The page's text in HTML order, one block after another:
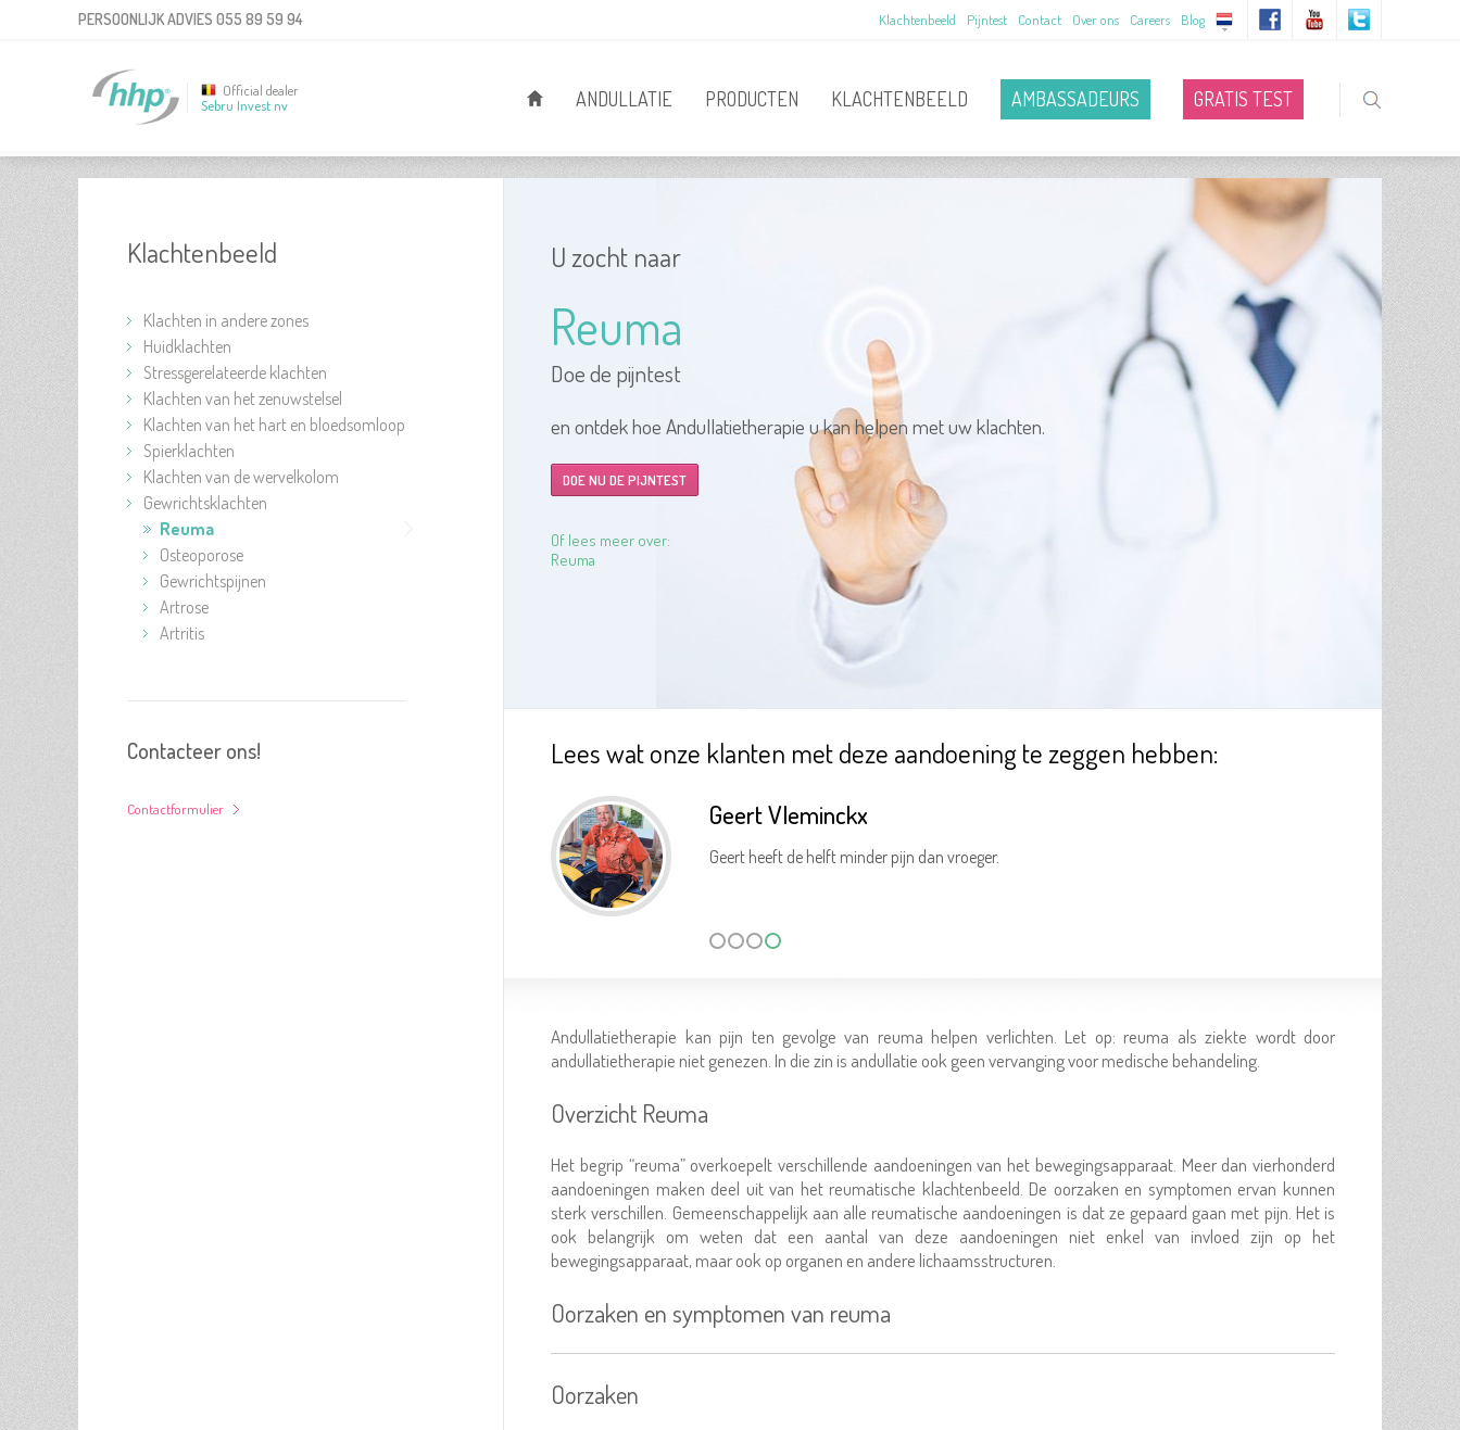
Klachtenbeeld Pijntest Contact Over ons Careers Blog
PERSOONLIJK ADVIES 055 89 59 94
Official dealer
Sebru Invest nv
ANDULLATIE PRODUCTEN KLACHTENBEELD AMBASSADEURS GRATIS TEST
Klachtenbeeld
Klachten in andere zones
Huidklachten
Stressgerelateerde klachten
Klachten van het zenuwstelsel
Klachten van het hart en bloedsomloop
Spierklachten
Klachten van de wervelkolom
Gewrichtsklachten
Reuma
Osteoporose
Gewrichtspijnen
Artrose
Artritis
Contacteer ons!
Contactformulier
U zocht naar
Reuma
Doe de pijntest
en ontdek hoe Andullatietherapie u kan helpen met uw klachten.
DOE NU DE PIJNTEST
Of lees meer over:
Reuma
Lees wat onze klanten met deze aandoening te zeggen hebben:
Geert Vleminckx
Geert heeft de helft minder pijn dan vroeger.
Andullatietherapie kan pijn ten gevolge van reuma helpen verlichten. Let op: reuma als ziekte wordt door
andullatietherapie niet genezen. In die zin is andullatie ook geen vervanging voor medische behandeling.
Overzicht Reuma
Het begrip “reuma” overkoepelt verschillende aandoeningen van het bewegingsapparaat. Meer dan vierhonderd
aandoeningen maken deel uit van het reumatische klachtenbeeld. De oorzaken en symptomen ervan kunnen
sterk verschillen. Gemeenschappelijk aan alle reumatische aandoeningen is dat ze gepaard gaan met pijn. Het is
ook belangrijk om weten dat een aantal van deze aandoeningen niet enkel van invloed zijn op het
bewegingsapparaat, maar ook op organen en andere lichaamsstructuren.
Oorzaken en symptomen van reuma
Oorzaken